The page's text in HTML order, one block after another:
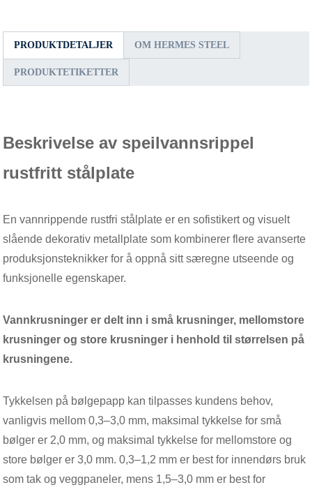
PRODUKTDETALJER OM HERMES STEEL
PRODUKTETIKETTER
Beskrivelse av speilvannsrippel
rustfritt stålplate
En vannrippende rustfri stålplate er en sofistikert og visuelt
slående dekorativ metallplate som kombinerer flere avanserte
produksjonsteknikker for å oppnå sitt særegne utseende og
funksjonelle egenskaper.
Vannkrusninger er delt inn i små krusninger, mellomstore
krusninger og store krusninger i henhold til størrelsen på
krusningene.
Tykkelsen på bølgepapp kan tilpasses kundens behov,
vanligvis mellom 0,3–3,0 mm, maksimal tykkelse for små
bølger er 2,0 mm, og maksimal tykkelse for mellomstore og
store bølger er 3,0 mm. 0,3–1,2 mm er best for innendørs bruk
som tak og veggpaneler, mens 1,5–3,0 mm er best for